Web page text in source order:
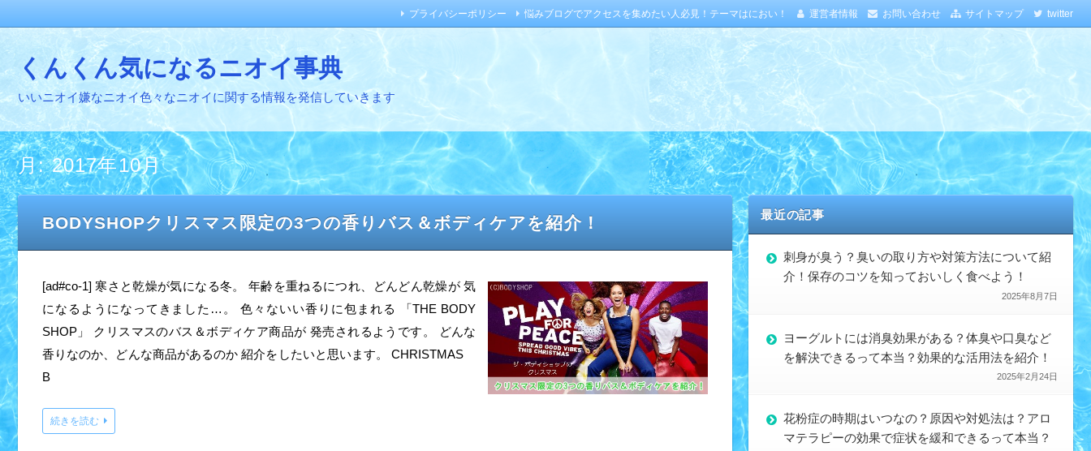
運営者情報 お問い合わせ サイトマップ twitter
プライバシーポリシー 悩みブログでアクセスを集めたい人必見！テーマはにおい！
くんくん気になるニオイ事典
いいニオイ嫌なニオイ色々なニオイに関する情報を発信していきます
月:2017年10月
BODYSHOPクリスマス限定の3つの香りバス＆ボディケアを紹介！
[ad#co-1] 寒さと乾燥が気になる冬。 年齢を重ねるにつれ、どんどん乾燥が 気
になるようになってきました…。 色々ないい香りに包まれる 「THE BODY
SHOP」 クリスマスのバス＆ボディケア商品が 発売されるようです。 どんな
香りなのか、どんな商品があるのか 紹介をしたいと思います。 CHRISTMAS
B
続きを読む
最近の記事
刺身が臭う？臭いの取り方や対策方法について紹
介！保存のコツを知っておいしく食べよう！
2025年8月7日
ヨーグルトには消臭効果がある？体臭や口臭など
を解決できるって本当？効果的な活用法を紹介！
2025年2月24日
花粉症の時期はいつなの？原因や対処法は？アロ
マテラピーの効果で症状を緩和できるって本当？